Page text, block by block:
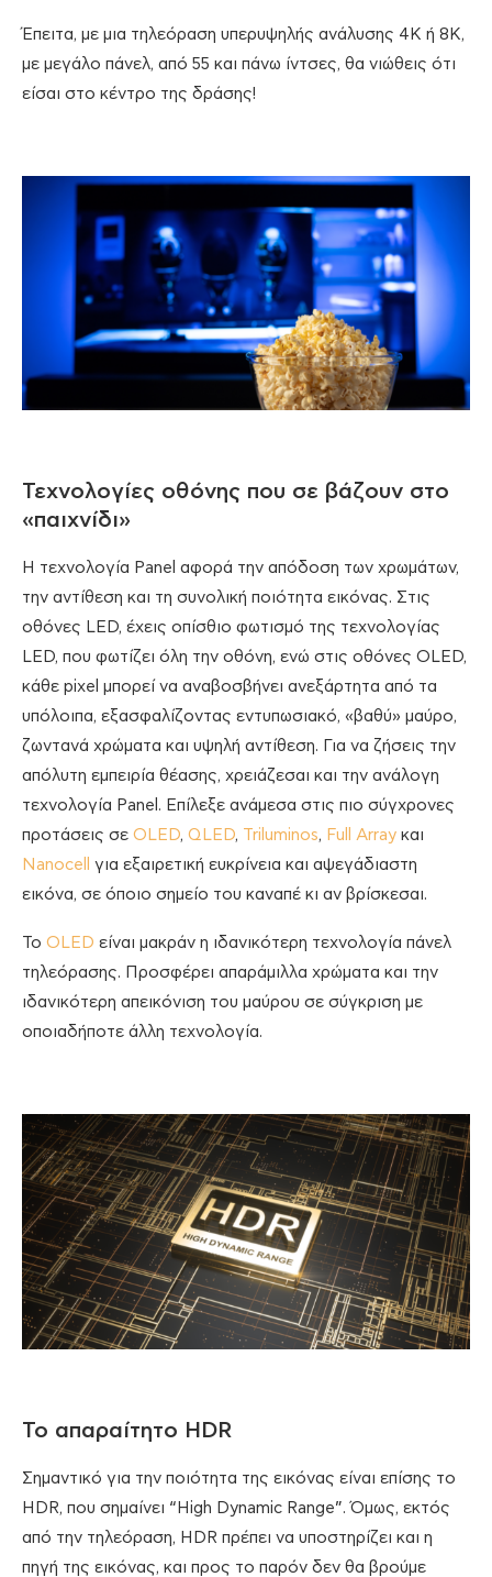
Έπειτα, με μια τηλεόραση υπερυψηλής ανάλυσης 4Κ ή 8Κ,
με μεγάλο πάνελ, από 55 και πάνω ίντσες, θα νιώθεις ότι
είσαι στο κέντρο της δράσης!
Τεχνολογίες οθόνης που σε βάζουν στο
«παιχνίδι»
Η τεχνολογία Panel αφορά την απόδοση των χρωμάτων,
την αντίθεση και τη συνολική ποιότητα εικόνας. Στις
οθόνες LED, έχεις οπίσθιο φωτισμό της τεχνολογίας
LED, που φωτίζει όλη την οθόνη, ενώ στις οθόνες OLED,
κάθε pixel μπορεί να αναβοσβήνει ανεξάρτητα από τα
υπόλοιπα, εξασφαλίζοντας εντυπωσιακό, «βαθύ» μαύρο,
ζωντανά χρώματα και υψηλή αντίθεση. Για να ζήσεις την
απόλυτη εμπειρία θέασης, χρειάζεσαι και την ανάλογη
τεχνολογία Panel. Επίλεξε ανάμεσα στις πιο σύγχρονες
προτάσεις σε OLED, QLED, Triluminos, Full Array και
Nanocell
για εξαιρετική ευκρίνεια και αψεγάδιαστη
εικόνα, σε όποιο σημείο του καναπέ κι αν βρίσκεσαι.
Το OLED είναι μακράν η ιδανικότερη τεχνολογία πάνελ
τηλεόρασης. Προσφέρει απαράμιλλα χρώματα και την
ιδανικότερη απεικόνιση του μαύρου σε σύγκριση με
οποιαδήποτε άλλη τεχνολογία.
Το απαραίτητο HDR
Σημαντικό για την ποιότητα της εικόνας είναι επίσης το
HDR, που σημαίνει “High Dynamic Range”. Όμως, εκτός
από την τηλεόραση, HDR πρέπει να υποστηρίζει και η
πηγή της εικόνας, και προς το παρόν δεν θα βρούμε